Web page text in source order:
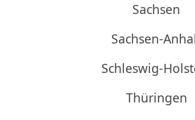
Sachsen
Sachsen-
Schleswig-
Thüringen